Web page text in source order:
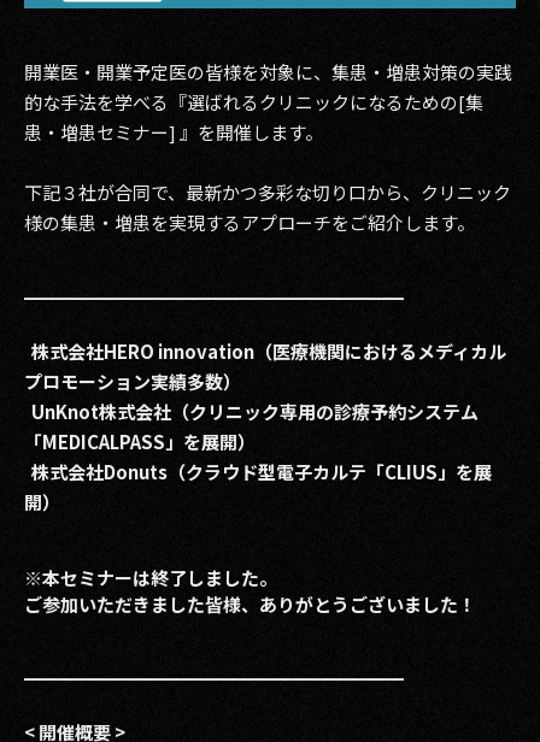
2025
2024
2023
2021
2020
2019
2015
開業医・開業予定医の皆様を対象に、集患・増患対策の実践
的な手法を学べる『選ばれるクリニックになるための[集
患・増患セミナー] 』を開催します。
下記３社が合同で、最新かつ多彩な切り口から、クリニック
様の集患・増患を実現するアプローチをご紹介します。
━━━━━━━━━━━━━━━━━━━━━
株式会社HERO innovation（医療機関におけるメディカル
プロモーション実績多数）
UnKnot株式会社 （クリニック専用の診療予約システム
「MEDICALPASS」を展開）
株式会社Donuts（クラウド型電子カルテ「CLIUS」を展
開）
※本セミナーは終了しました。
ご参加いただきました皆様、ありがとうございました！
━━━━━━━━━━━━━━━━━━━━━
< 開催概要>